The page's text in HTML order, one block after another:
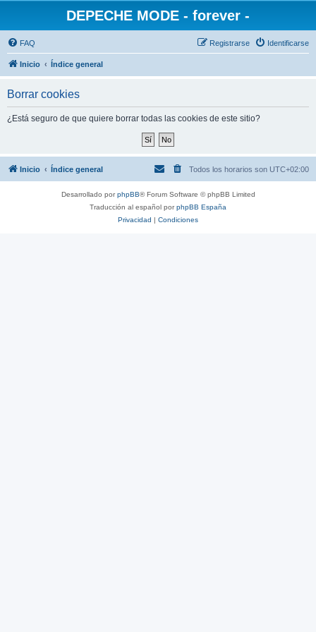
DEPECHE MODE - forever -
FAQ Identificarse
Registrarse
Inicio Índice general
Borrar cookies
¿Está seguro de que quiere borrar todas las cookies de este sitio?
Inicio Índice general Todos los horarios son UTC+02:00
Desarrollado porphpBB® Forum Software © phpBB Limited
Traducción al español porphpBB España
Privacidad | Condiciones